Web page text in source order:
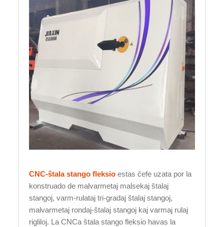
CNC-ŝtala stango fleksio estas ĉefe uzata por la
konstruado de malvarmetaj malsekaj ŝtalaj
stangoj, varm-rulataj tri-gradaj ŝtalaj stangoj,
malvarmetaj rondaj-ŝtalaj stangoj kaj varmaj rulaj
rigliloj. La CNCa ŝtala stango fleksio havas la